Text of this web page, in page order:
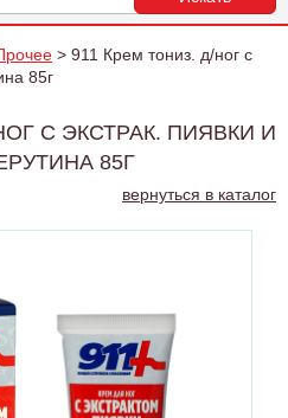
> 911 Крем тониз. д/ног с
85г
С ЭКСТРАК. ПИЯВКИ И
85Г
вернуться в каталог